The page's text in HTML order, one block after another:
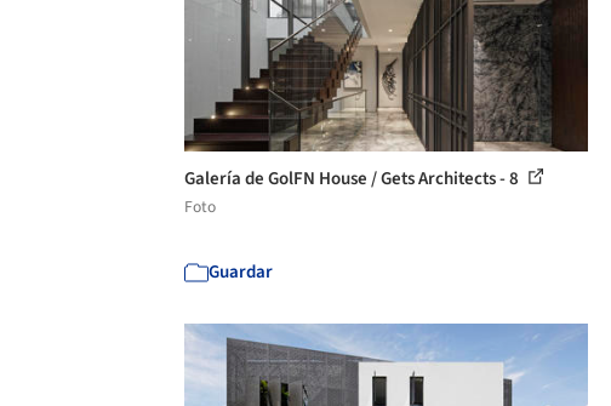
Galería de GolFN House / Gets Architects - 8
Foto
Guardar